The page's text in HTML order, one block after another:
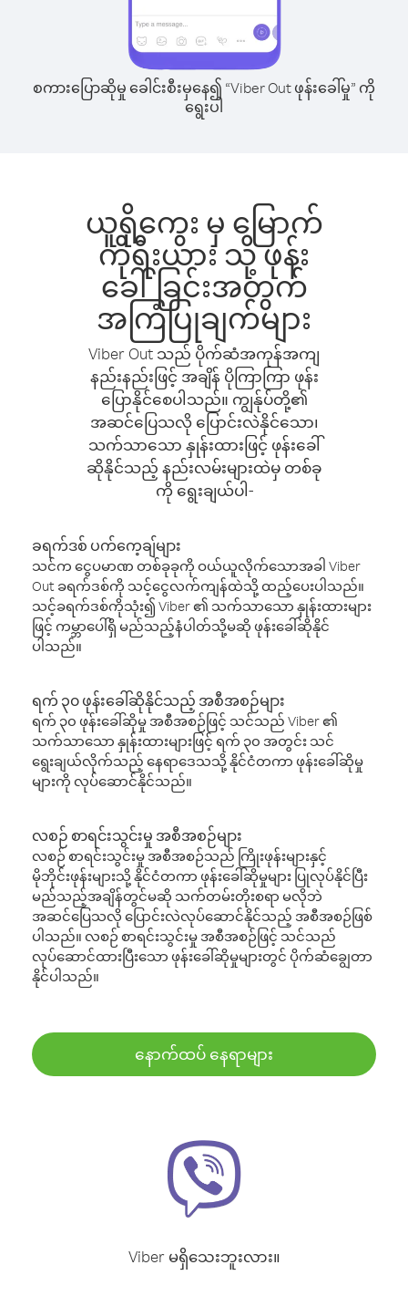
စကားပြောဆိုမှု ခေါင်းစီးမှနေ၍ “Viber Out ဖုန်းခေါ်မှု” ကို
ရွေးပါ
ယူရိုကွေး မှ မြောက်
ကိုရီးယား သို့ ဖုန်း
ခေါ်ခြင်းအတွက်
အကြံပြုချက်များ
Viber Out သည် ပိုက်ဆံအကုန်အကျ
နည်းနည်းဖြင့် အချိန် ပိုကြာကြာ ဖုန်း
ပြောနိုင်စေပါသည်။ ကျွန်ုပ်တို့၏
အဆင်ပြေသလို ပြောင်းလဲနိုင်သော၊
သက်သာသော နှုန်းထားဖြင့် ဖုန်းခေါ်
ဆိုနိုင်သည့် နည်းလမ်းများထဲမှ တစ်ခု
ကို ရွေးချယ်ပါ-
ခရက်ဒစ် ပက်ကေ့ချ်များ
သင်က ငွေပမာဏ တစ်ခုခုကို ဝယ်ယူလိုက်သောအခါ Viber
Out ခရက်ဒစ်ကို သင့်ငွေလက်ကျန်ထဲသို့ ထည့်ပေးပါသည်။
သင့်ခရက်ဒစ်ကိုသုံး၍ Viber ၏ သက်သာသော နှုန်းထားများ
ဖြင့် ကမ္ဘာပေါ်ရှိ မည်သည့်နံပါတ်သို့မဆို ဖုန်းခေါ်ဆိုနိုင်
ပါသည်။
ရက် ၃၀ ဖုန်းခေါ်ဆိုနိုင်သည့် အစီအစဉ်များ
ရက် ၃၀ ဖုန်းခေါ်ဆိုမှု အစီအစဉ်ဖြင့် သင်သည် Viber ၏
သက်သာသော နှုန်းထားများဖြင့် ရက် ၃၀ အတွင်း သင်
ရွေးချယ်လိုက်သည့် နေရာဒေသသို့ နိုင်ငံတကာ ဖုန်းခေါ်ဆိုမှု
များကို လုပ်ဆောင်နိုင်သည်။
လစဉ် စာရင်းသွင်းမှု အစီအစဉ်များ
လစဉ် စာရင်းသွင်းမှု အစီအစဉ်သည် ကြိုးဖုန်းများနှင့်
မိုဘိုင်းဖုန်းများသို့ နိုင်ငံတကာ ဖုန်းခေါ်ဆိုမှုများ ပြုလုပ်နိုင်ပြီး
မည်သည့်အချိန်တွင်မဆို သက်တမ်းတိုးစရာ မလိုဘဲ
အဆင်ပြေသလို ပြောင်းလဲလုပ်ဆောင်နိုင်သည့် အစီအစဉ်ဖြစ်
ပါသည်။ လစဉ် စာရင်းသွင်းမှု အစီအစဉ်ဖြင့် သင်သည်
လုပ်ဆောင်ထားပြီးသော ဖုန်းခေါ်ဆိုမှုများတွင် ပိုက်ဆံချွေတာ
နိုင်ပါသည်။
နောက်ထပ် နေရာများ
Viber မရှိသေးဘူးလား။